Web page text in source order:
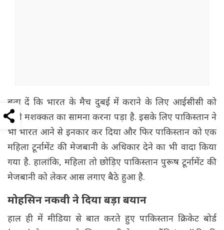
बता दें कि भारत के मैच दुबई में कराने के लिए आईसीसी को
कड़ी मशक्कत का सामना करना पड़ा है. इसके लिए पाकिस्तान ने
भी भारत आने से इनकार कर दिया और फिर पाकिस्तान को एक
महिला टूर्नामेंट की मेजबानी के अधिकार देने का भी वादा किया
गया है. हालांकि, महिला तो छोड़िए पाकिस्तान पुरूष टूर्नामेंट की
मेजबानी को लेकर आस लगाए बैठे हुआ है.
मोहसिन नकवी ने दिया बड़ा बयान
हाल ही में मीडिया से बात करते हुए पाकिस्तान क्रिकेट बोर्ड